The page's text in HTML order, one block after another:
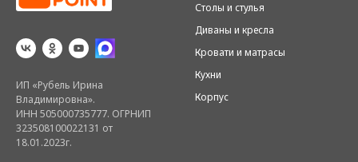
ИП «Рубель Ирина
Владимировна».
ИНН 505000735777. ОГРНИП
323508100022131 от
18.01.2023г.
Столы и стулья
Диваны и кресла
Кровати и матрасы
Кухни
Корпус